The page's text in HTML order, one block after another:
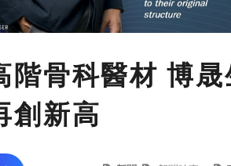
階骨科醫材 博
創新高